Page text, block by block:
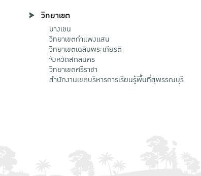
วิทยาเขต
บางเขน
วิทยาเขตกําแพงแสน
วิทยาเขตเฉลิมพระเกียรติ
จังหวัดสกลนคร
วิทยาเขตศรีราชา
สำนักงานเขตบริหารการเรียนรู้พื้นที่สุพรรณบุรี